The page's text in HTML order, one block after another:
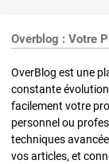
Overblog : Votre
OverBlog est une
constante
facilement votre
personnel ou
techniques
vos articles, et